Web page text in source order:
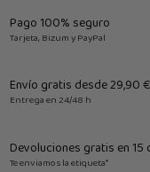
Pago 100% seguro
Tarjeta, Bizum y PayPal
Envío gratis desde 29,90 €
Entrega en 24/48 h
Devoluciones gratis en 15
Te enviamos la etiqueta*